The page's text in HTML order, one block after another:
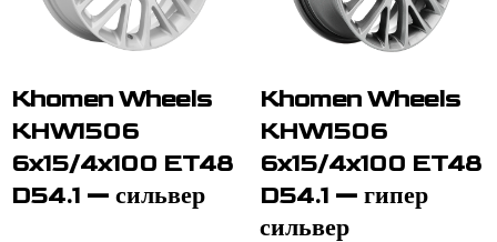
Khomen Wheels
KHW1506
6x15/4x100 ET48
D54.1 — сильвер
Khomen Wheels
KHW1506
6x15/4x100 ET48
D54.1 — гипер
сильвер